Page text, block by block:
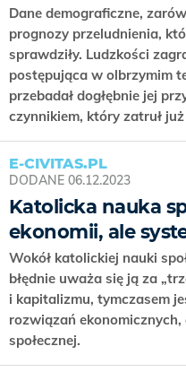
Dane demograficzne,
prognozy przeludnienia,
sprawdziły. Ludzkości
postępująca w olbrzymim
przebadał dogłębnie jej
czynnikiem, który zatruł
E-CIVITAS.PL
DODANE 06.12.2023
Katolicka nauka
ekonomii, ale
Wokół katolickiej nauki
błędnie uważa się ją za
i kapitalizmu, tymczasem
rozwiązań
społecznej.